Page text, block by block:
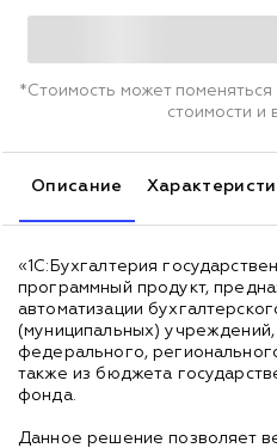
*Стоимость может поменяться
стоимости и
Описание
«1С:Бухгалтерия
программный продукт,
автоматизации
(муниципальных)
федерального,
также из бюджета
фонда.
Данное решение позволяет